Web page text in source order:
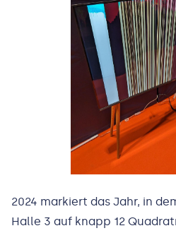
2024 markiert das Jahr, in
Halle 3 auf knapp 12